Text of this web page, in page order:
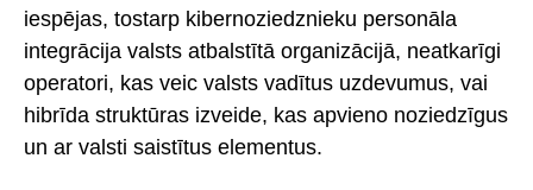
iespējas, tostarp kibernoziedznieku personāla
integrācija valsts atbalstītā organizācijā, neatkarīgi
operatori, kas veic valsts vadītus uzdevumus, vai
hibrīda struktūras izveide, kas apvieno noziedzīgus
un ar valsti saistītus elementus.